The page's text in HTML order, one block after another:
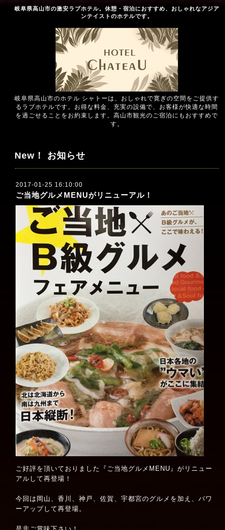
岐阜県高山市の激安ラブホテル。休憩・宿泊におすすめ、おしゃれなアジア
ンテイストのホテルです。
岐阜県高山市のホテル シャトーは、おしゃれで寛ぎの空間をご提供す
るラブホテルです。お得な料金、充実の設備で、お客様が快適な時間
を過ごせることをお約束します。高山市観光のご宿泊にもおすすめで
す。
New！ お知らせ
2017-01-25 16:10:00
ご当地グルメMENUがリニューアル！
ご好評を頂いておりました『ご当地グルメMENU』がリニュー
アルして再登場！
今回は岡山、香川、神戸、佐賀、宇都宮のグルメを加え、パワ
ーアップして再登場。